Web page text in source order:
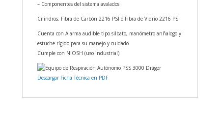
– Componentes del sistema avalados
Cilindros: Fibra de Carbón 2216 PSI ó Fibra de Vidrio 2216 PSI
Cuenta con Alarma audible tipo silbato, manómetro anñalogo y
estuche rígido para su manejo y cuidado
Cumple con NIOSH (uso industrial)
Descargar Ficha Técnica en PDF